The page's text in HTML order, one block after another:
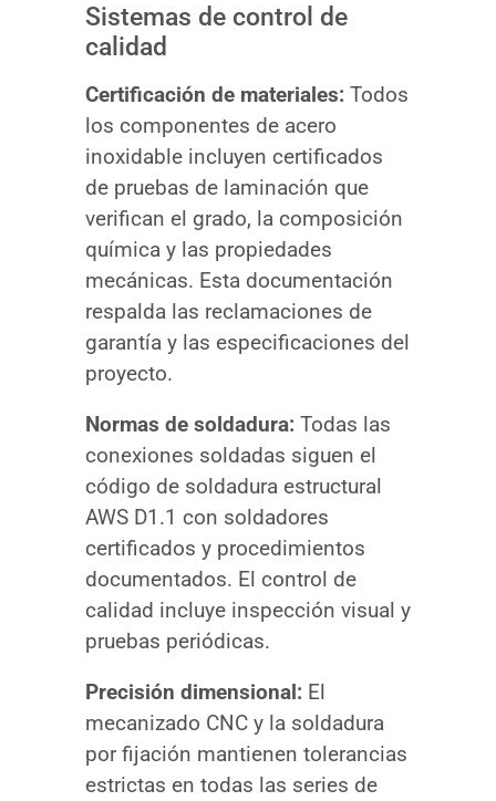
Sistemas de control de
calidad
Certificación de materiales: Todos
los componentes de acero
inoxidable incluyen certificados
de pruebas de laminación que
verifican el grado, la composición
química y las propiedades
mecánicas. Esta documentación
respalda las reclamaciones de
garantía y las especificaciones del
proyecto.
Normas de soldadura: Todas las
conexiones soldadas siguen el
código de soldadura estructural
AWS D1.1 con soldadores
certificados y procedimientos
documentados. El control de
calidad incluye inspección visual y
pruebas periódicas.
Precisión dimensional: El
mecanizado CNC y la soldadura
por fijación mantienen tolerancias
estrictas en todas las series de